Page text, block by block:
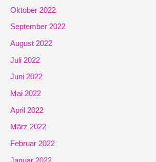
Oktober 2022
September 2022
August 2022
Juli 2022
Juni 2022
Mai 2022
April 2022
März 2022
Februar 2022
Januar 2022